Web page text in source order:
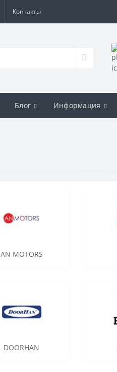
Контакты
Блог Информация
AN MOTORS
DOORHAN